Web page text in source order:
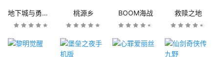
地下城与勇士M 桃源乡 BOOM海战 救赎之地